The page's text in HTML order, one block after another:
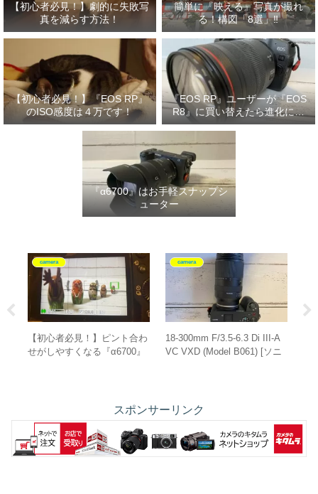
【初心者必見！】劇的に失敗写
真を減らす方法！
簡単に『映える』写真が撮れ
る！構図「8選」‼
【初心者必見！】『EOS RP』
のISO感度は４万です！
『EOS RP』ユーザーが『EOS
R8』に買い替えたら進化に驚
いた‼
『α6700』はお手軽スナップシ
ューター
camera
EOS RPユーザーのRF24-
105mm F4 L IS USMレビュ
camera
『α6700』を買ったら揃えた
いもの”10選”！
スポンサーリンク